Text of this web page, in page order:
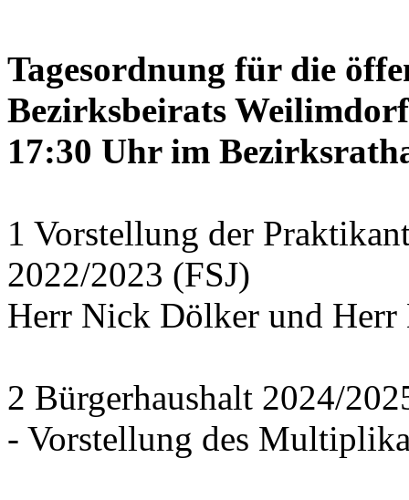
Tagesordnung für die
Bezirksbeirats
17:30 Uhr im
1 Vorstellung der
2022/2023 (FSJ)
Herr Nick Dölker und Herr
2 Bürgerhaushalt 2024/
- Vorstellung des